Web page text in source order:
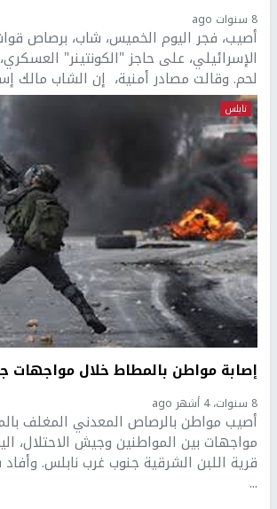
8 سنوات ago
أصيب، فجر اليوم الخميس، شاب، برصاص
الإسرائيلي، على حاجز "الكونتينر"
لحم. وقالت مصادر أمنية، إن الشاب مالك
نابلس
إصابة مواطن بالمطاط خلال مواجهات
8 سنوات، 4 أشهر ago
أصيب مواطن بالرصاص المعدني المغلف
مواجهات بين المواطنين وجيش الاحتلال،
قرية اللبن الشرقية جنوب غرب نابلس.
...